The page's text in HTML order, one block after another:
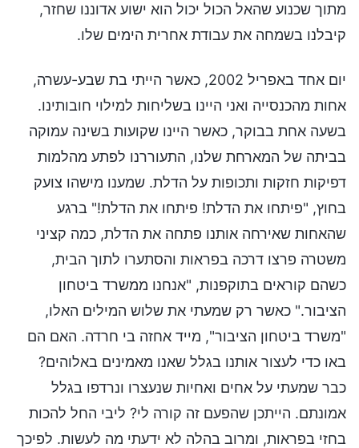
מתוך שכנוע שהאל הכול יכול הוא ישוע אדוננו שחזר,
קיבלנו בשמחה את עבודת אחרית הימים שלו.
יום אחד באפריל 2002, כאשר הייתי בת שבע-עשרה,
אחות מהכנסייה ואני היינו בשליחות למילוי חובותינו.
בשעה אחת בבוקר, כאשר היינו שקועות בשינה עמוקה
בביתה של המארחת שלנו, התעוררנו לפתע מהלמות
דפיקות חזקות ותכופות על הדלת. שמענו מישהו צועק
בחוץ, "פיתחו את הדלת! פיתחו את הדלת!" ברגע
שהאחות שאירחה אותנו פתחה את הדלת, כמה קציני
משטרה פרצו דרכה בפראות והסתערו לתוך הבית,
כשהם קוראים בתוקפנות, "אנחנו ממשרד ביטחון
הציבור." כאשר רק שמעתי את שלוש המילים האלו,
"משרד ביטחון הציבור", מייד אחזה בי חרדה. האם הם
באו כדי לעצור אותנו בגלל שאנו מאמינים באלוהים?
כבר שמעתי על אחים ואחיות שנעצרו ונרדפו בגלל
אמונתם. הייתכן שהפעם זה קורה לי? ליבי החל להכות
בחזי בפראות, ומרוב בהלה לא ידעתי מה לעשות. לפיכך